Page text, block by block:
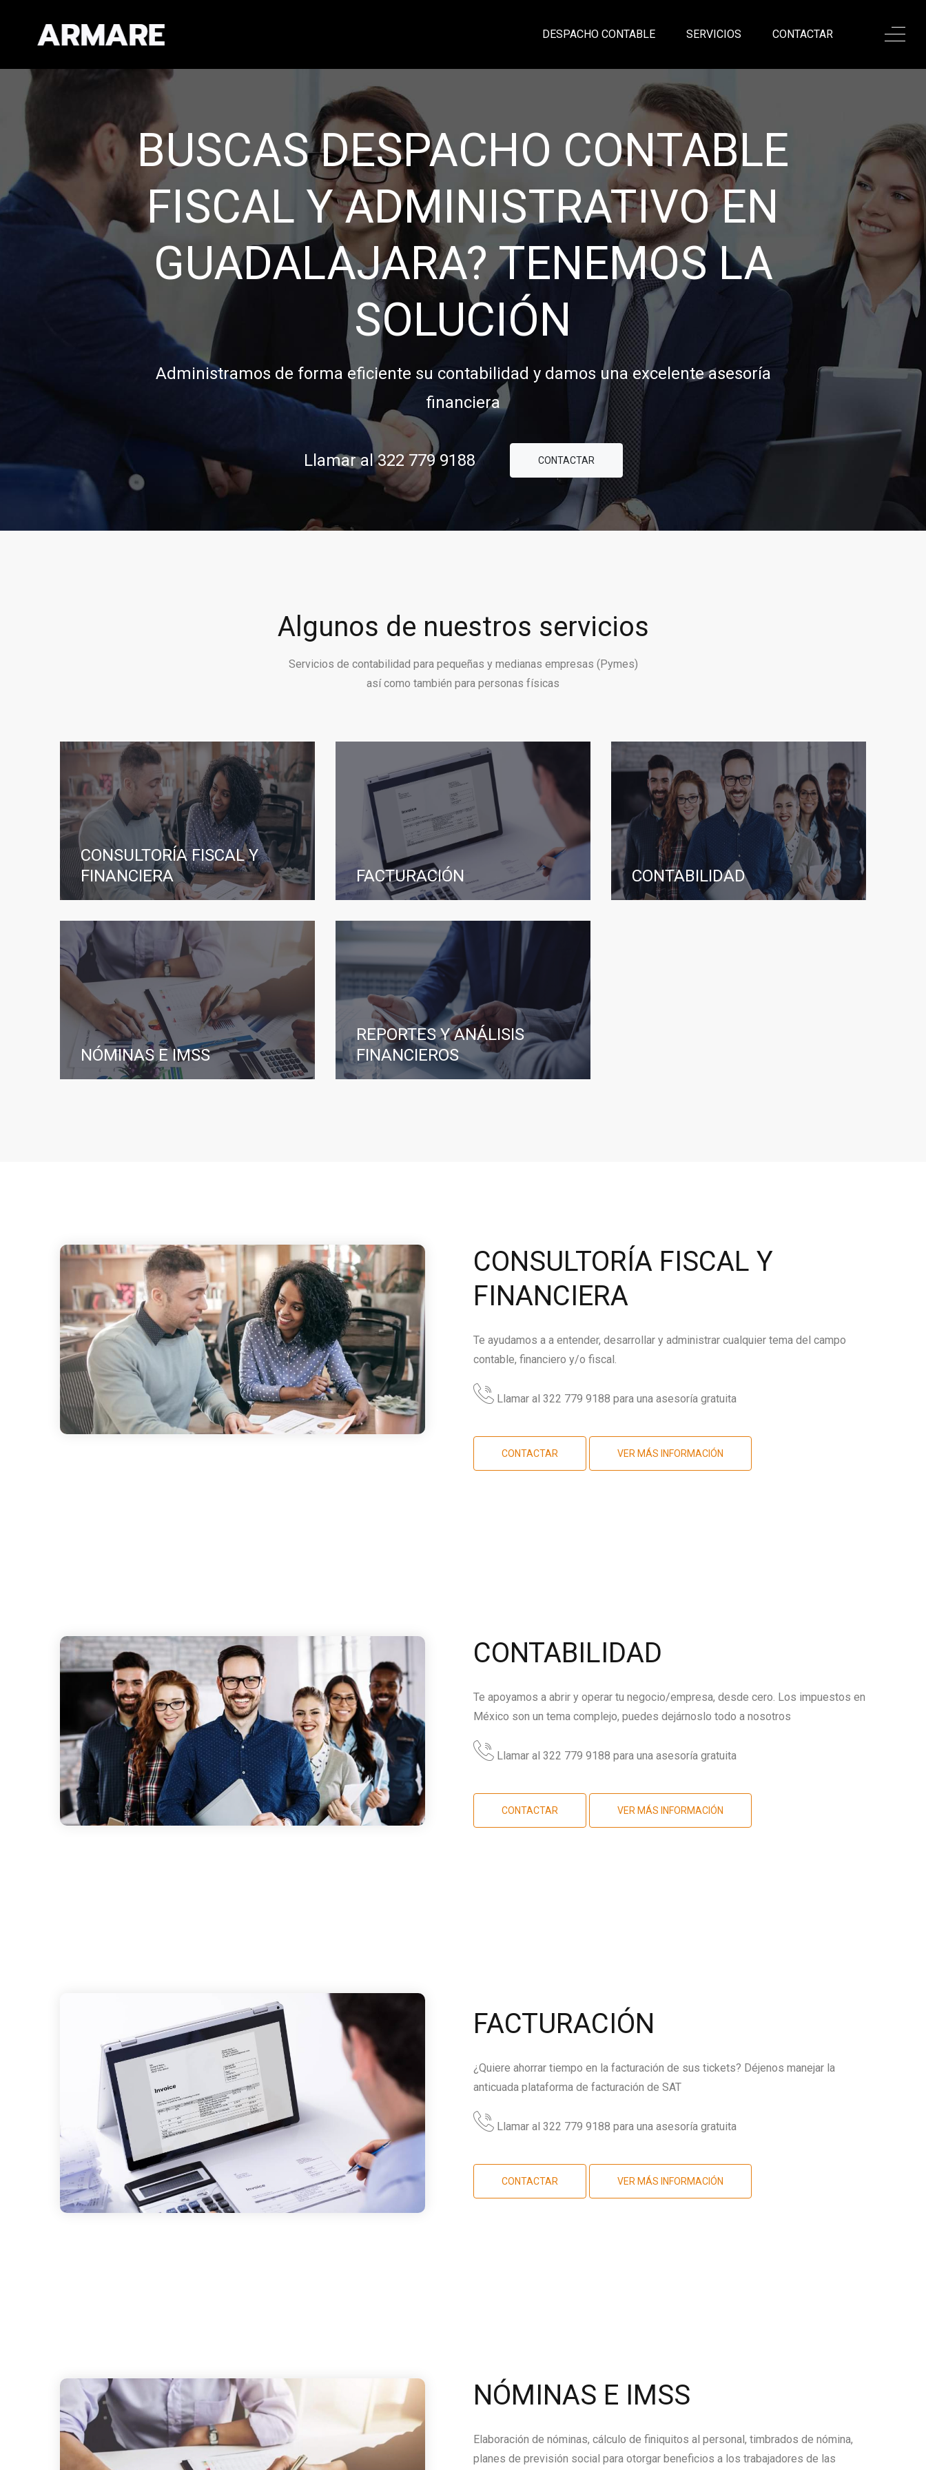
DESPACHO CONTABLE SERVICIOS CONTACTAR
Administramos de forma eficiente su contabilidad y damos una excelente asesoría
Llamar al 322 779 9188 CONTACTAR
EXPERIENCIA, PROFESIONALISMO,
CALIDAD Y CONFIANZA
Establecemos relaciones sólidas con nuestros clientes basadas en nuestro
conocimiento, integridad y confianza para ayudarle a concretar sus aspiraciones
comerciales y financieras.
Llamar al 322 779 9188 CONTACTAR
Algunos de nuestros servicios
Servicios de contabilidad para pequeñas y medianas empresas (Pymes)
así como también para personas físicas
CONSULTORÍA FISCAL Y
FINANCIERA
FACTURACIÓN CONTABILIDAD
NÓMINAS E IMSS
REPORTES Y ANÁLISIS
FINANCIEROS
CONSULTORÍA FISCAL Y
FINANCIERA
Te ayudamos a a entender, desarrollar y administrar cualquier tema del campo
contable, financiero y/o fiscal.
Llamar al 322 779 9188 para una asesoría gratuita
CONTACTAR VER MÁS INFORMACIÓN
CONTABILIDAD
Te apoyamos a abrir y operar tu negocio/empresa, desde cero. Los impuestos en
México son un tema complejo, puedes dejárnoslo todo a nosotros
Llamar al 322 779 9188 para una asesoría gratuita
CONTACTAR VER MÁS INFORMACIÓN
FACTURACIÓN
¿Quiere ahorrar tiempo en la facturación de sus tickets? Déjenos manejar la
anticuada plataforma de facturación de SAT
Llamar al 322 779 9188 para una asesoría gratuita
CONTACTAR VER MÁS INFORMACIÓN
NÓMINAS E IMSS
Elaboración de nóminas, cálculo de finiquitos al personal, timbrados de nómina,
planes de previsión social para otorgar beneficios a los trabajadores de las